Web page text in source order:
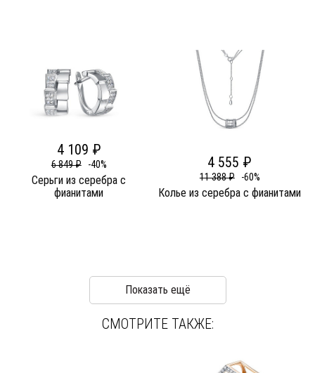
4 109 ₽
6 849 ₽ -40%
Серьги из серебра c
фианитами
4 555 ₽
11 388 ₽ -60%
Колье из серебра c фианитами
Показать ещё
СМОТРИТЕ ТАКЖЕ: